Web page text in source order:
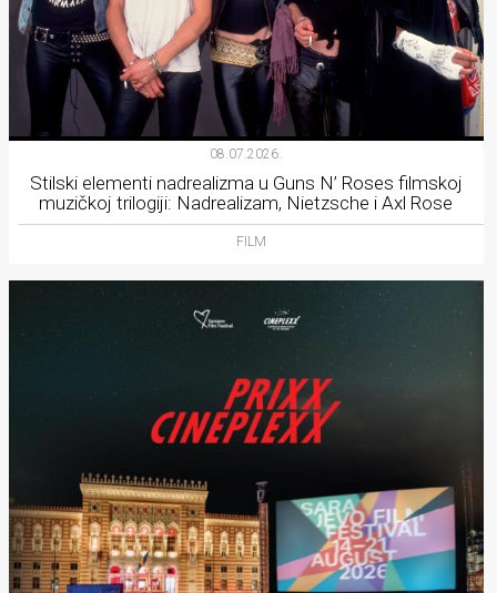
08.07.2026.
Stilski elementi nadrealizma u Guns N’ Roses filmskoj
muzičkoj trilogiji: Nadrealizam, Nietzsche i Axl Rose
FILM